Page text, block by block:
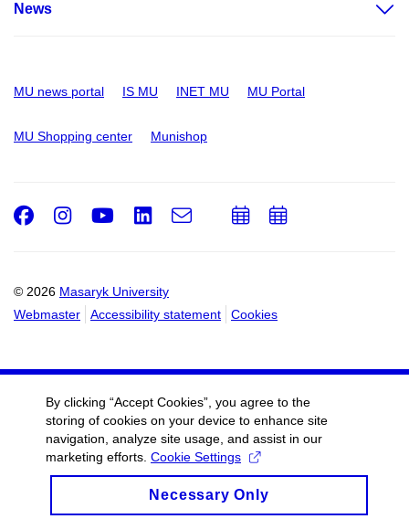
News
MU news portal IS MU INET MU MU Portal
MU Shopping center Munishop
© 2026 Masaryk University
Webmaster
Accessibility statement Cookies
Facebook
Instagram
Youtube
LinkedIn
e-
AddAdd
By clicking “Accept Cookies”, you agree to the
storing of cookies on your device to enhance site
navigation, analyze site usage, and assist in our
marketing efforts. Cookie Settings
Necessary Only